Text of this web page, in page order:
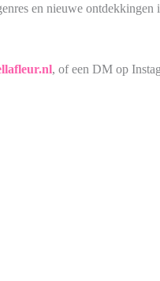
en nieuwe
ur.nl, of een DM op